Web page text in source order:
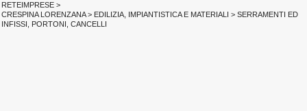
RETEIMPRESE >
CRESPINA LORENZANA> EDILIZIA, IMPIANTISTICA E MATERIALI > SERRAMENTI ED
INFISSI, PORTONI, CANCELLI